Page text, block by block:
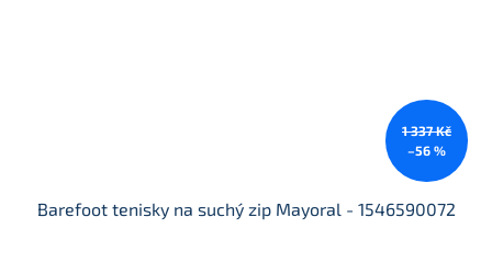
1 337 Kč
–56 %
Barefoot tenisky na suchý zip Mayoral - 1546590072